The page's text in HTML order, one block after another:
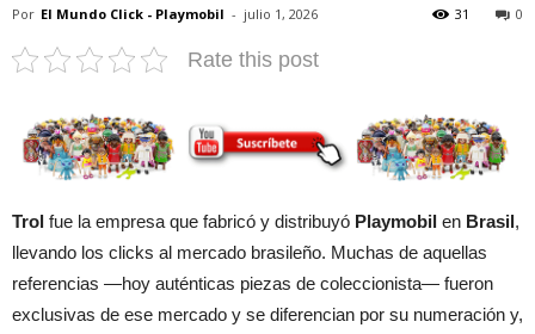
Por El Mundo Click - Playmobil - julio 1, 2026 0
31
Rate this post
Trol fue la empresa que fabricó y distribuyó Playmobil en Brasil,
llevando los clicks al mercado brasileño. Muchas de aquellas
referencias —hoy auténticas piezas de coleccionista— fueron
exclusivas de ese mercado y se diferencian por su numeración y,